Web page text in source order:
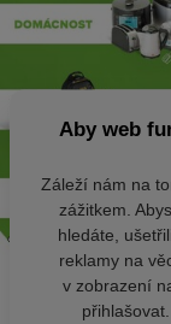
Aby web
Záleží nám na
zážitkem.
hledáte,
reklamy na
v zobrazení